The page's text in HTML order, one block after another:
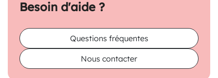
Besoin d'aide ?
Questions fréquentes
Nous contacter